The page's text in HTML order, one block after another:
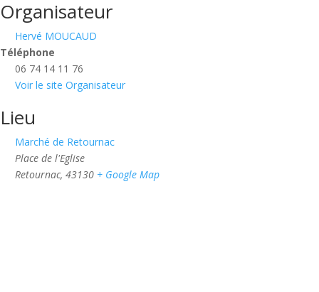
Organisateur
Hervé MOUCAUD
Téléphone
06 74 14 11 76‬
Voir le site Organisateur
Lieu
Marché de Retournac
Place de l'Eglise
Retournac, 43130 + Google Map